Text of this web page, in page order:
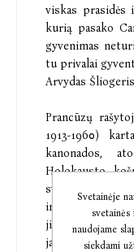
viskas prasidės
kurią pasako
gyvenimas
tu privalai
Arvydas Šliogeris
Prancūzų
1913-1960)
kanonados,
Holokausto
svarbiausių
intelektualinių
jis išreiškė
Svetainėje
naudojame
siekdami